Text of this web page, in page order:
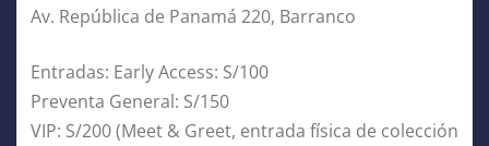
Av. República de Panamá 220, Barranco
Entradas: Early Access: S/100
Preventa General: S/150
VIP: S/200 (Meet & Greet, entrada física de colección